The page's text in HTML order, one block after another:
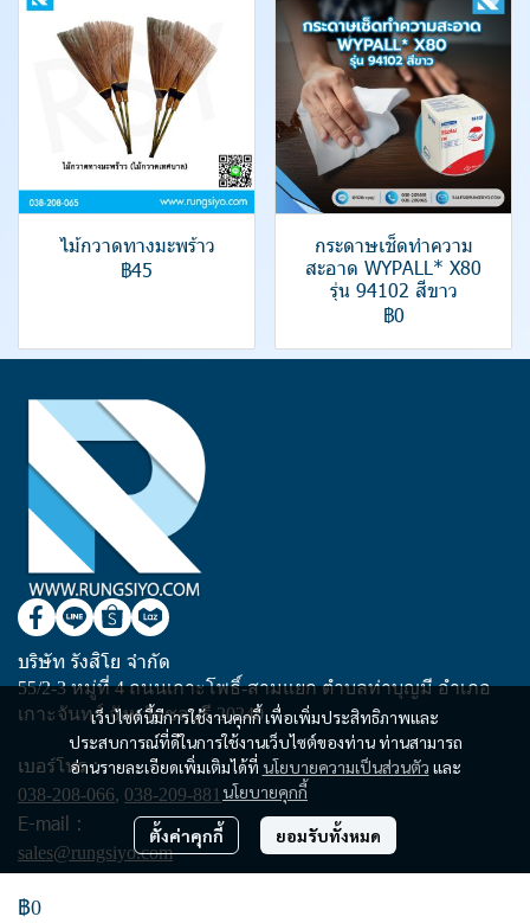
ไม้กวาดทางมะพร้าว
฿45
กระดาษเช็ดทำความ
สะอาด WYPALL* X80
รุ่น 94102 สีขาว
฿0
฿0
เว็บไซต์นี้มีการใช้งานคุกกี้ เพื่อเพิ่มประสิทธิภาพและ
ประสบการณ์ที่ดีในการใช้งานเว็บไซต์ของท่าน ท่านสามารถ
อ่านรายละเอียดเพิ่มเติมได้ที่ นโยบายความเป็นส่วนตัว และ
นโยบายคุกกี้
ตั้งค่าคุกกี้ ยอมรับทั้งหมด
บริษัท รังสิโย จำกัด
55/2-3 หมู่ที่ 4 ถนนเกาะโพธิ์-สามแยก ตำบลท่าบุญมี อำเภอ
เกาะจันทร์ จังหวัดชลบุรี 20240
เบอร์โทร :
038-208-066, 038-209-881
E-mail :
sales@rungsiyo.com